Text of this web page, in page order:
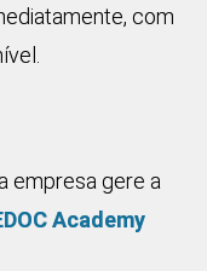
com
empresa gere a
Academy